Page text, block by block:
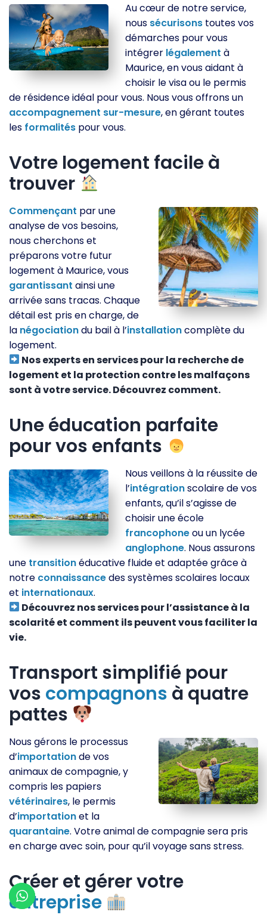
Au cœur de notre service,
nous sécurisons toutes vos
démarches pour vous
intégrer légalement à
Maurice, en vous aidant à
choisir le visa ou le permis
de résidence idéal pour vous. Nous vous offrons un
accompagnement sur-mesure, en gérant toutes
les formalités pour vous.
Votre logement facile à
trouver
Commençant par une
analyse de vos besoins,
nous cherchons et
préparons votre futur
logement à Maurice, vous
garantissant ainsi une
arrivée sans tracas. Chaque
détail est pris en charge, de
la négociationdu bail à l’installationcomplète du
logement.
Nos experts en services pour la recherche de
logement et la protection contre les malfaçons
sont à votre service. Découvrez comment.
Une éducation parfaite
pour vos enfants
Nous veillons à la réussite de
l’intégrationscolaire de vos
enfants, qu’il s’agisse de
choisir une école
francophoneou un lycée
anglophone. Nous assurons
une transitionéducative fluide et adaptée grâce à
notre connaissancedes systèmes scolaires locaux
et internationaux.
Découvrez nos services pour l’assistance à la
scolarité et comment ils peuvent vous faciliter la
vie.
Transport simplifié pour
vos compagnons à quatre
pattes
Nous gérons le processus
d’importationde vos
animaux de compagnie, y
compris les papiers
vétérinaires, le permis
d’importationet la
quarantaine. Votre animal de compagnie sera pris
en charge avec soin, pour qu’il voyage sans stress.
Créer et gérer votre
entreprise